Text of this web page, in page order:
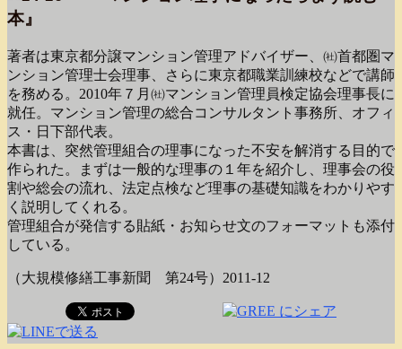
本』
著者は東京都分譲マンション管理アドバイザー、㈳首都圏マ
ンション管理士会理事、さらに東京都職業訓練校などで講師
を務める。2010年７月㈳マンション管理員検定協会理事長に
就任。マンション管理の総合コンサルタント事務所、オフィ
ス・日下部代表。
本書は、突然管理組合の理事になった不安を解消する目的で
作られた。まずは一般的な理事の１年を紹介し、理事会の役
割や総会の流れ、法定点検など理事の基礎知識をわかりやす
く説明してくれる。
管理組合が発信する貼紙・お知らせ文のフォーマットも添付
している。
（大規模修繕工事新聞 第24号）2011-12